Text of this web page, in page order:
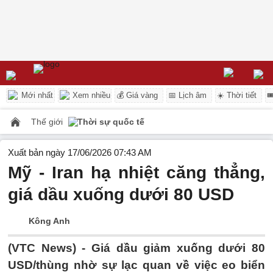
Mới nhất Xem nhiều 💰 Giá vàng 📅 Lịch âm ☀️ Thời tiết
Thế giới Thời sự quốc tế
Xuất bản ngày 17/06/2026 07:43 AM
Mỹ - Iran hạ nhiệt căng thẳng,
giá dầu xuống dưới 80 USD
Kông Anh
(VTC News) - Giá dầu giảm xuống dưới 80
USD/thùng nhờ sự lạc quan về việc eo biển